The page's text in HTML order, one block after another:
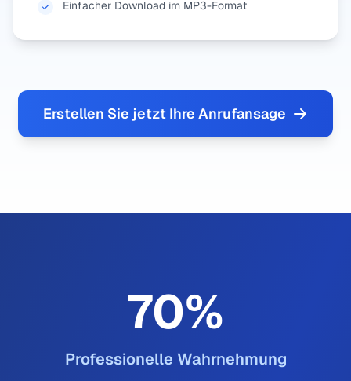
Einfacher Download im MP3-Format
Erstellen Sie jetzt Ihre Anrufansage
70%
Professionelle Wahrnehmung